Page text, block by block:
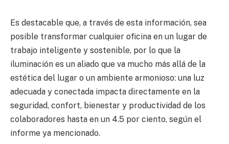
Es destacable que, a través de esta información, sea
posible transformar cualquier oficina en un lugar de
trabajo inteligente y sostenible, por lo que la
iluminación es un aliado que va mucho más allá de la
estética del lugar o un ambiente armonioso: una luz
adecuada y conectada impacta directamente en la
seguridad, confort, bienestar y productividad de los
colaboradores hasta en un 4.5 por ciento, según el
informe ya mencionado.